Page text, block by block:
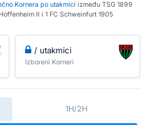
Kornera po utakmici između TSG 1899
Hoffenheim II i 1 FC Schweinfurt 1905
/ utakmici
Izboreni Korneri
1H/2H